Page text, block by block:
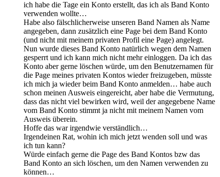
ich habe die Tage ein Konto erstellt, das ich als Band Konto
verwenden wollte…
Habe also fälschlicherweise unseren Band Namen als Name
angegeben, dann zusätzlich eine Page bei dem Band Konto
(und nicht mit meinem privaten Profil eine Page) angelegt.
Nun wurde dieses Band Konto natürlich wegen dem Namen
gesperrt und ich kann mich nicht mehr einloggen. Da ich das
Konto aber gerne löschen würde, um den Benutzernamen für
die Page meines privaten Kontos wieder freizugeben, müsste
ich mich ja wieder beim Band Konto anmelden… habe auch
schon meinen Ausweis eingereicht, aber habe die Vermutung,
dass das nicht viel bewirken wird, weil der angegebene Name
vom Band Konto stimmt ja nicht mit meinem Namen vom
Ausweis überein.
Hoffe das war irgendwie verständlich…
Irgendeinen Rat, wohin ich mich jetzt wenden soll und was
ich tun kann?
Würde einfach gerne die Page des Band Kontos bzw das
Band Konto an sich löschen, um den Namen verwenden zu
können…